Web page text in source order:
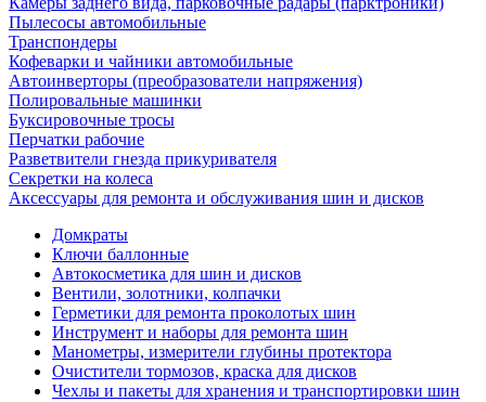
Пылесосы автомобильные
Транспондеры
Кофеварки и чайники автомобильные
Автоинверторы (преобразователи напряжения)
Полировальные машинки
Буксировочные тросы
Перчатки рабочие
Разветвители гнезда прикуривателя
Секретки на колеса
Аксессуары для ремонта и обслуживания ‎шин и дисков
Домкраты
Ключи баллонные
Автокосметика для шин и дисков
Вентили, золотники, колпачки
Герметики для ремонта проколотых шин
Инструмент и наборы для ремонта шин
Манометры, измерители глубины протектора
Очистители тормозов, краска для дисков
Чехлы и пакеты для хранения и транспортировки шин